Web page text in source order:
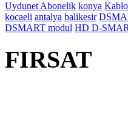
Uydunet Abonelik konya
kocaeli antalya balikesir
DSMART modul HD D-
FIRSAT